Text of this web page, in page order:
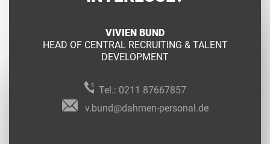
VIVIEN BUND
HEAD OF CENTRAL RECRUITING & TALENT
DEVELOPMENT
Tel.: 0211 87667857
v.bund@dahmen-personal.de